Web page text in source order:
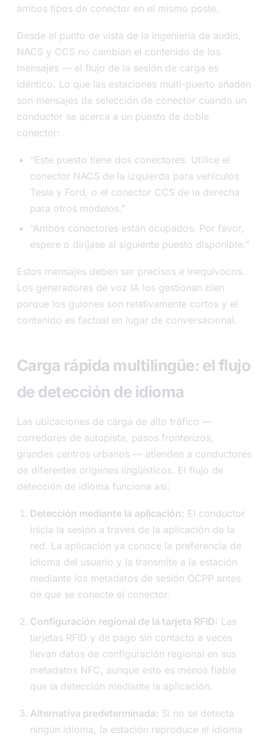
ambos tipos de conector en el mismo poste.
Desde el punto de vista de la ingeniería de audio,
NACS y CCS no cambian el contenido de los
mensajes — el flujo de la sesión de carga es
idéntico. Lo que las estaciones multi-puerto añaden
son mensajes de selección de conector cuando un
conductor se acerca a un puesto de doble
conector:
“Este puesto tiene dos conectores. Utilice el
conector NACS de la izquierda para vehículos
Tesla y Ford, o el conector CCS de la derecha
para otros modelos.”
“Ambos conectores están ocupados. Por favor,
espere o diríjase al siguiente puesto disponible.”
Estos mensajes deben ser precisos e inequívocos.
Los generadores de voz IA los gestionan bien
porque los guiones son relativamente cortos y el
contenido es factual en lugar de conversacional.
Carga rápida multilingüe: el flujo
de detección de idioma
Las ubicaciones de carga de alto tráfico —
corredores de autopista, pasos fronterizos,
grandes centros urbanos — atienden a conductores
de diferentes orígenes lingüísticos. El flujo de
detección de idioma funciona así:
Detección mediante la aplicación: El conductor
inicia la sesión a través de la aplicación de la
red. La aplicación ya conoce la preferencia de
idioma del usuario y la transmite a la estación
mediante los metadatos de sesión OCPP antes
de que se conecte el conector.
Configuración regional de la tarjeta RFID: Las
tarjetas RFID y de pago sin contacto a veces
llevan datos de configuración regional en sus
metadatos NFC, aunque esto es menos fiable
que la detección mediante la aplicación.
Alternativa predeterminada: Si no se detecta
ningún idioma, la estación reproduce el idioma